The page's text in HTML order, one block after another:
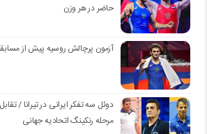
حاضر در هر وزن
آزمون پرچالش روسیه پیش از
دوئل سه تفکر ایرانی در تیرانا /
مرحله رنکینگ اتحادیه جهانی